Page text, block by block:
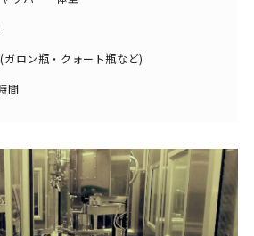
ガロン瓶・クォート瓶など)
間